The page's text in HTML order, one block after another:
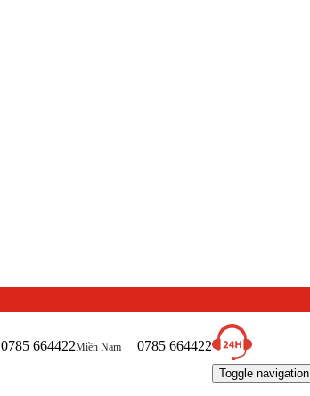
0785 664422Miền Nam 0785 664422
Toggle navigation